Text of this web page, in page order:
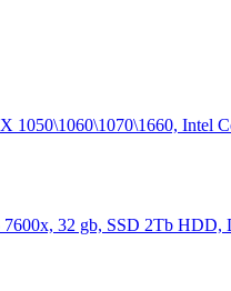
Intel
32 gb, SSD 2Tb HDD,